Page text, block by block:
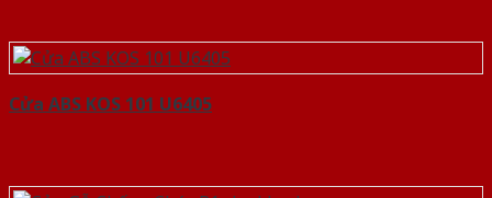
Cửa ABS KOS 101 U6405